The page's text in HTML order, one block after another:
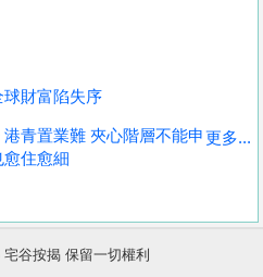
財富陷失序
青置業難 夾心階層不能申
住愈細
更多...
谷按揭 保留一切權利